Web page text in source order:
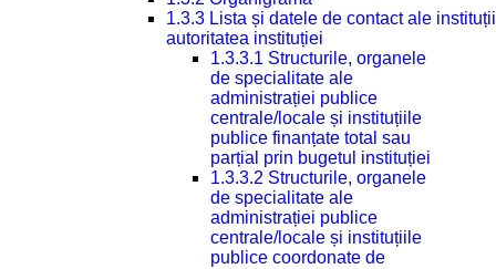
1.3.3 Lista și datele de contact ale
autoritatea instituției
1.3.3.1 Structurile, organele
de specialitate ale
administrației publice
centrale/locale și instituțiile
publice finanțate total sau
parțial prin bugetul instituției
1.3.3.2 Structurile, organele
de specialitate ale
administrației publice
centrale/locale și instituțiile
publice coordonate de